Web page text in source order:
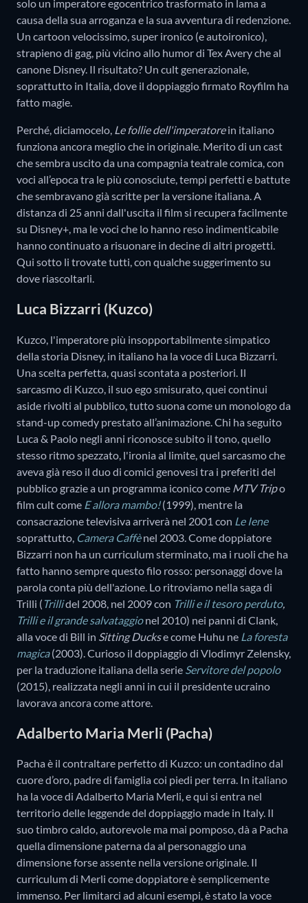
solo un imperatore egocentrico trasformato in lama a
causa della sua arroganza e la sua avventura di redenzione.
Un cartoon velocissimo, super ironico (e autoironico),
strapieno di gag, più vicino allo humor di Tex Avery che al
canone Disney. Il risultato? Un cult generazionale,
soprattutto in Italia, dove il doppiaggio firmato Royfilm ha
fatto magie.
Perché, diciamocelo, Le follie dell'imperatorein italiano
funziona ancora meglio che in originale. Merito di un cast
che sembra uscito da una compagnia teatrale comica, con
voci all’epoca tra le più conosciute, tempi perfetti e battute
che sembravano già scritte per la versione italiana. A
distanza di 25 anni dall'uscita il film si recupera facilmente
su Disney+, ma le voci che lo hanno reso indimenticabile
hanno continuato a risuonare in decine di altri progetti.
Qui sotto li trovate tutti, con qualche suggerimento su
dove riascoltarli.
Luca Bizzarri (Kuzco)
Kuzco, l'imperatore più insopportabilmente simpatico
della storia Disney, in italiano ha la voce di Luca Bizzarri.
Una scelta perfetta, quasi scontata a posteriori. Il
sarcasmo di Kuzco, il suo ego smisurato, quei continui
aside rivolti al pubblico, tutto suona come un monologo da
stand-up comedy prestato all’animazione. Chi ha seguito
Luca & Paolo negli anni riconosce subito il tono, quello
stesso ritmo spezzato, l'ironia al limite, quel sarcasmo che
aveva già reso il duo di comici genovesi tra i preferiti del
pubblico grazie a un programma iconico come MTV Tripo
film cult come E allora mambo! (1999), mentre la
consacrazione televisiva arriverà nel 2001 con Le Iene
soprattutto, Camera Caffè nel 2003. Come doppiatore
Bizzarri non ha un curriculum sterminato, ma i ruoli che ha
fatto hanno sempre questo filo rosso: personaggi dove la
parola conta più dell'azione. Lo ritroviamo nella saga di
Trilli ( Trillidel 2008, nel 2009 con Trilli e il tesoro perduto,
Trilli e il grande salvataggionel 2010) nei panni di Clank,
alla voce di Bill in Sitting Duckse come Huhu ne La foresta
magica(2003). Curioso il doppiaggio di Vlodimyr Zelensky,
per la traduzione italiana della serie Servitore del popolo
(2015), realizzata negli anni in cui il presidente ucraino
lavorava ancora come attore.
Adalberto Maria Merli (Pacha)
Pacha è il contraltare perfetto di Kuzco: un contadino dal
cuore d’oro, padre di famiglia coi piedi per terra. In italiano
ha la voce di Adalberto Maria Merli, e qui si entra nel
territorio delle leggende del doppiaggio made in Italy. Il
suo timbro caldo, autorevole ma mai pomposo, dà a Pacha
quella dimensione paterna da al personaggio una
dimensione forse assente nella versione originale. Il
curriculum di Merli come doppiatore è semplicemente
immenso. Per limitarci ad alcuni esempi, è stato la voce